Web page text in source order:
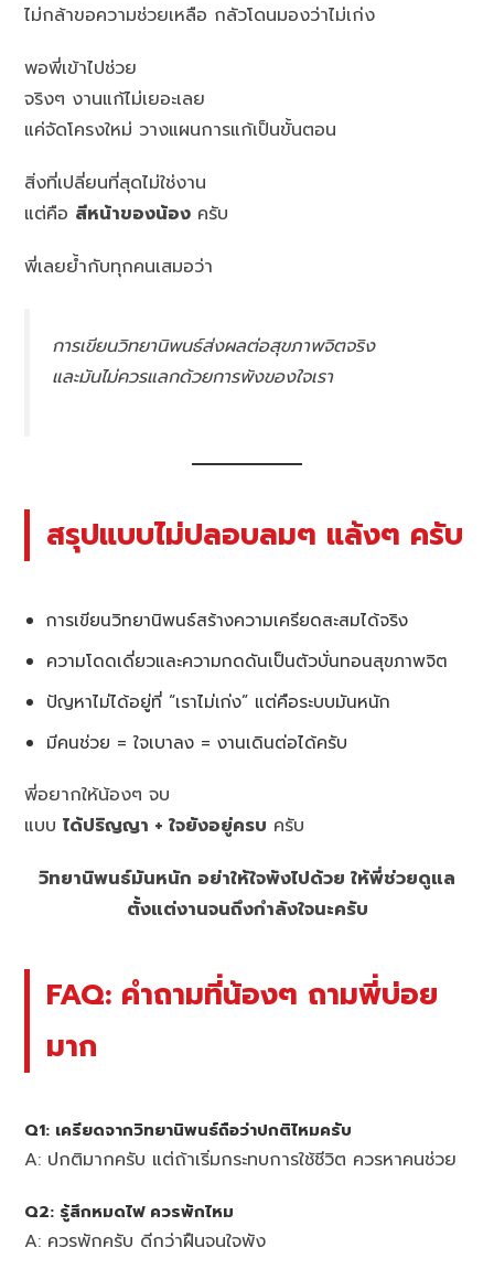
ไม่กล้าขอความช่วยเหลือ กลัวโดนมองว่าไม่เก่ง
พอพี่เข้าไปช่วย
จริงๆ งานแก้ไม่เยอะเลย
แค่จัดโครงใหม่ วางแผนการแก้เป็นขั้นตอน
สิ่งที่เปลี่ยนที่สุดไม่ใช่งาน
แต่คือ สีหน้าของน้อง ครับ
พี่เลยย้ำกับทุกคนเสมอว่า
การเขียนวิทยานิพนธ์ส่งผลต่อสุขภาพจิตจริง
และมันไม่ควรแลกด้วยการพังของใจเรา
สรุปแบบไม่ปลอบลมๆ แล้งๆ ครับ
การเขียนวิทยานิพนธ์สร้างความเครียดสะสมได้จริง
ความโดดเดี่ยวและความกดดันเป็นตัวบั่นทอนสุขภาพจิต
ปัญหาไม่ได้อยู่ที่ “เราไม่เก่ง” แต่คือระบบมันหนัก
มีคนช่วย = ใจเบาลง = งานเดินต่อได้ครับ
พี่อยากให้น้องๆ จบ
แบบได้ปริญญา + ใจยังอยู่ครบ ครับ
วิทยานิพนธ์มันหนัก อย่าให้ใจพังไปด้วย ให้พี่ช่วยดูแล
ตั้งแต่งานจนถึงกำลังใจนะครับ
FAQ: คำถามที่น้องๆ ถามพี่บ่อย
มาก
Q1: เครียดจากวิทยานิพนธ์ถือว่าปกติไหมครับ
A: ปกติมากครับ แต่ถ้าเริ่มกระทบการใช้ชีวิต ควรหาคนช่วย
Q2: รู้สึกหมดไฟ ควรพักไหม
A: ควรพักครับ ดีกว่าฝืนจนใจพัง